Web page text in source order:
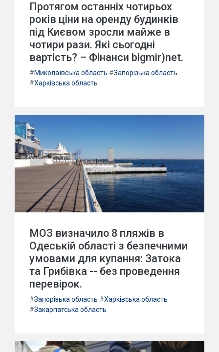
Протягом останніх чотирьох
років ціни на оренду будинків
під Києвом зросли майже в
чотири рази. Які сьогодні
вартість? – Фінанси bigmir)net.
#Миколаївська область #Запорізька область
#Харківська область
МОЗ визначило 8 пляжів в
Одеській області з безпечними
умовами для купання: Затока
та Грибівка -- без проведення
перевірок.
#Запорізька область #Харківська область
#Закарпатська область